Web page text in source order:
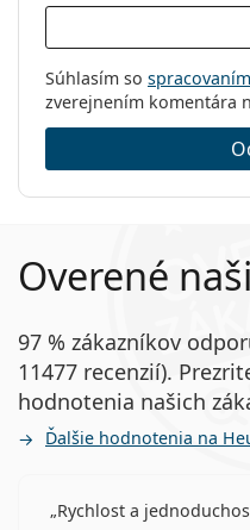
Súhlasím so spracovaním
zverejnením komentára
Overené
97 % zákazníkov
11477 recenzií).
hodnotenia našich
Ďalšie hodnotenia na
Rychlost a